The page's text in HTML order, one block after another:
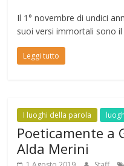
Il 1° novembre di undici
suoi versi immortali sono
Leggi tutto
I luoghi della parola
Poeticamente a
Alda Merini